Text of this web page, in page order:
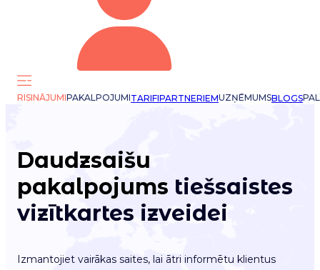
RISINĀJUMIPAKALPOJUMITARIFIPARTNERIEMUZŅĒMUMSBLOGS
Daudzsaišu
pakalpojums tiešsaistes
vizītkartes izveidei
Izmantojiet vairākas saites, lai ātri informētu klientus